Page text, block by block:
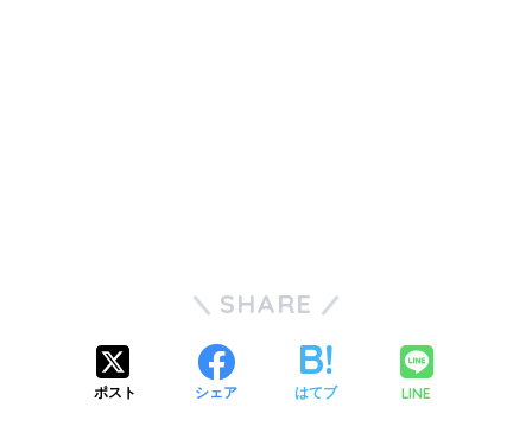
SHARE
ポスト シェア はてブ LINE